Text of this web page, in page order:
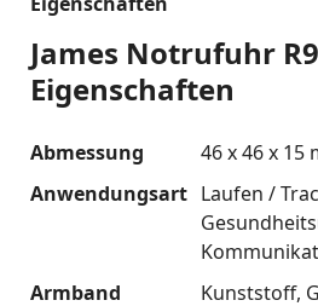
James Notrufuhr R9
Eigenschaften
Abmessung
46 x 46 x 15
Anwendungsart Laufen /
Armband
Kunststoff